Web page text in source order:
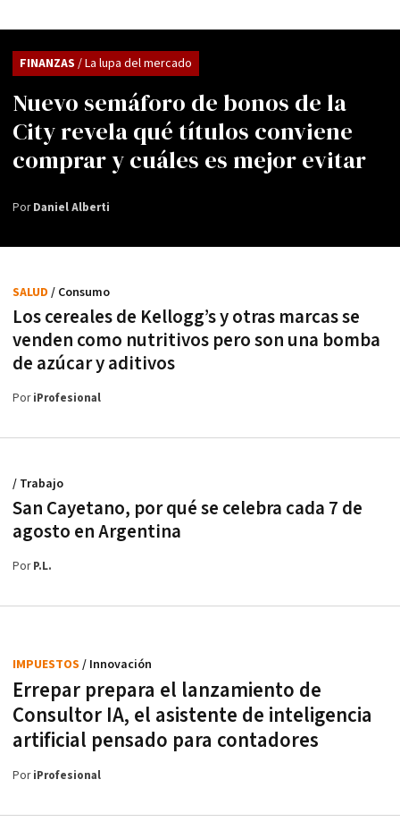
Nuevo semáforo de bonos de la
City revela qué títulos conviene
comprar y cuáles es mejor evitar
FINANZAS / La lupa del mercado
PorDaniel Alberti
Los cereales de Kellogg’s y otras marcas se
venden como nutritivos pero son una bomba
de azúcar y aditivos
SALUD / Consumo
PoriProfesional
San Cayetano, por qué se celebra cada 7 de
agosto en Argentina
/ Trabajo
PorP.L.
Errepar prepara el lanzamiento de
Consultor IA, el asistente de inteligencia
artificial pensado para contadores
IMPUESTOS / Innovación
PoriProfesional